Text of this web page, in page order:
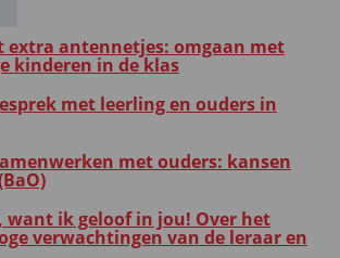
extra antennetjes: omgaan met
kinderen in de klas
met leerling en ouders in
met ouders: kansen
want ik geloof in jou! Over het
verwachtingen van de leraar en